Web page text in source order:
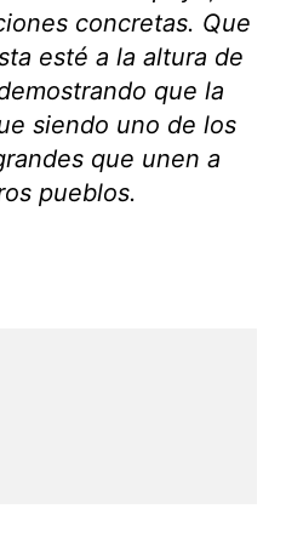
concretas. Que
esté a la altura de
que la
siendo uno de los
que unen a
pueblos.